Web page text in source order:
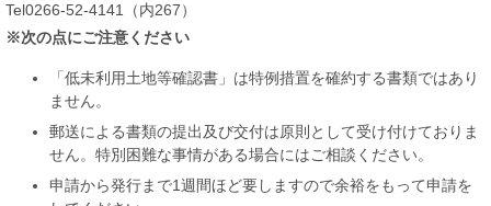
Tel0266-52-4141（内267）
※次の点にご注意ください
「低未利用土地等確認書」は特例措置を確約する書類ではあり
ません。
郵送による書類の提出及び交付は原則として受け付けておりま
せん。特別困難な事情がある場合にはご相談ください。
申請から発行まで1週間ほど要しますので余裕をもって申請を